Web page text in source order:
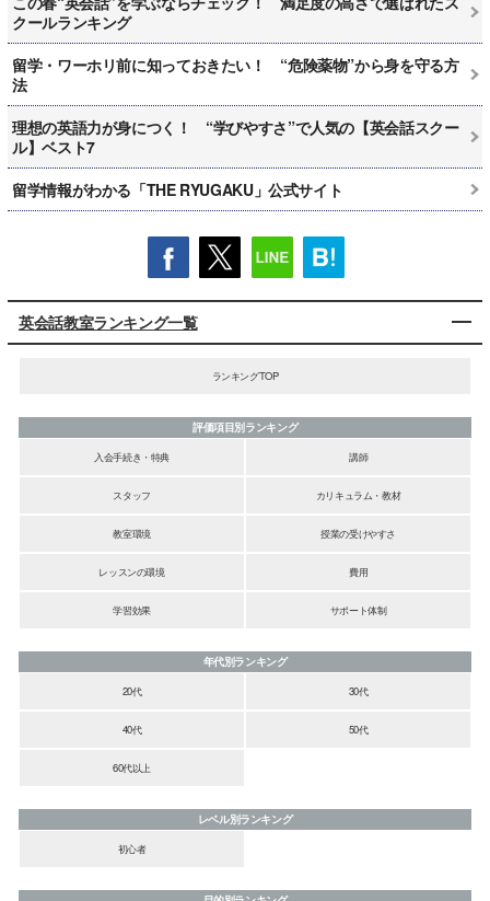
クールランキング
留学・ワーホリ前に知っておきたい！ “危険薬物”から身を守る方
法
理想の英語力が身につく！ “学びやすさ”で人気の【英会話スクー
ル】ベスト7
留学情報がわかる「THE RYUGAKU」公式サイト
英会話教室ランキング一覧
ランキングTOP
評価項目別ランキング
入会手続き・特典
講師
スタッフ カリキュラム・教材
教室環境 授業の受けやすさ
レッスンの環境 費用
学習効果 サポート体制
年代別ランキング
20代
30代
40代 50代
60代以上
レベル別ランキング
初心者